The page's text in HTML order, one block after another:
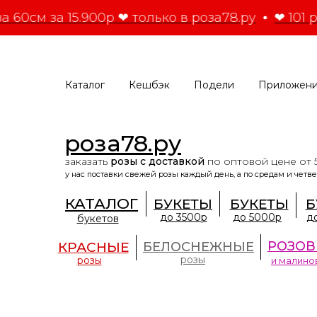
60см за 15.900р ❤ только в роза78.ру ❤ 101
Каталог Кешбэк Подели
роза78.ру
у нас поставки свежей розы каждый день, а по средам и
заказать розы с доставкой по оптовой цене от
КРАСНЫЕ
розы
КАТАЛОГ
букетов
и
БУКЕТЫ
до 5000р
БУКЕТЫ
до 3500р
БЕЛОСНЕЖНЫЕ
розы